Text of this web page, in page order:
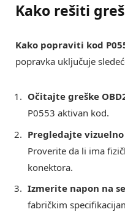
Kako rešiti
Kako popraviti kod
popravka uključuje
Očitajte greške
P0553 aktivan kod.
Pregledajte
Proverite da li ima
konektora.
Izmerite napon na
fabričkim